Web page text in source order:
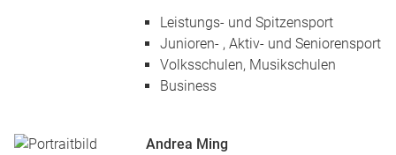
Leistungs- und Spitzensport
Junioren- , Aktiv- und Seniorensport
Volksschulen, Musikschulen
Business
Andrea Ming